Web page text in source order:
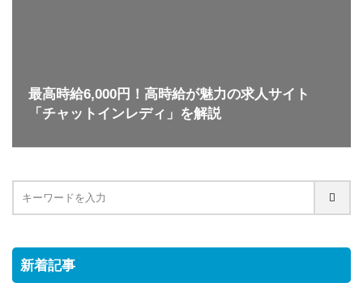
最高時給6,000円！高時給が魅力の求人サイト
「チャットインレディ」を解説
新着記事